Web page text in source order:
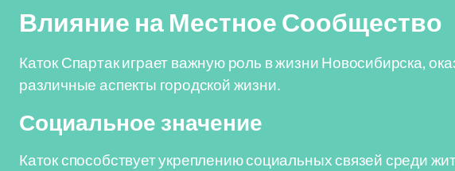
Влияние на Местное Сообщество
Каток Спартак играет важную роль в жизни Новосибирска,
различные аспекты городской жизни.
Социальное значение
Каток способствует укреплению социальных связей среди